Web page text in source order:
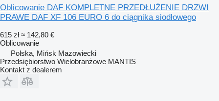
Oblicowanie DAF KOMPLETNE PRZEDŁUŻENIE DRZWI
PRAWE DAF XF 106 EURO 6 do ciągnika siodłowego
615 zł ≈ 142,80 €
Oblicowanie
Polska, Mińsk Mazowiecki
Przedsiębiorstwo Wielobranżowe MANTIS
Kontakt z dealerem